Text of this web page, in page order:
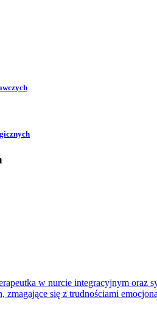
w nurcie integracyjnym oraz
zmagające się z trudnościami